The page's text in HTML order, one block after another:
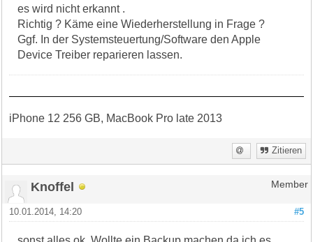
es wird nicht erkannt .
Richtig ? Käme eine Wiederherstellung in Frage ?
Ggf. In der Systemsteuertung/Software den Apple
Device Treiber reparieren lassen.
iPhone 12 256 GB, MacBook Pro late 2013
Zitieren
Knoffel Member
#5
10.01.2014, 14:20